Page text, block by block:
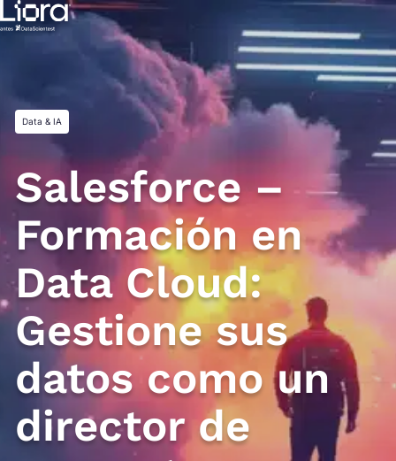
Saltar
al
Data & IA
Salesforce –
Formación en
Data Cloud:
Gestione sus
datos como un
director de